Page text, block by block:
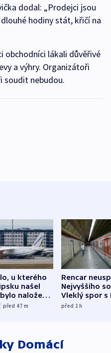
dodal: „Prodejci jsou
hodiny stát, křičí na
obchodníci lákali důvěřivé
a výhry. Organizátoři
soudit nebudou.
u kterého
našel
naložené
píší média
před 47 m
Rencar
Nejvyššího
Vleklý spor s
reklamní
před 1h
Domácí